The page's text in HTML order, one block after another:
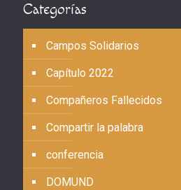
Categorías
Campos Solidarios
Capítulo 2022
Compañeros Fallecidos
Compartir la palabra
conferencia
DOMUND